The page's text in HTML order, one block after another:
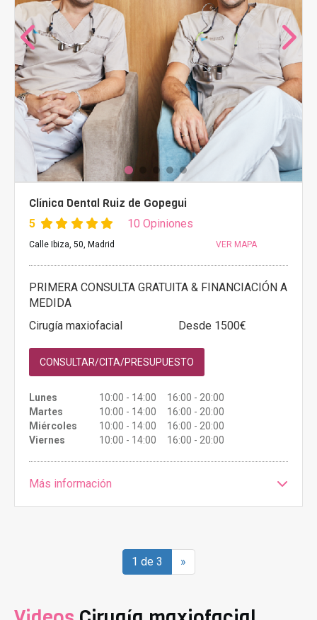
Clínica Dental Ruiz de Gopegui
5 10 Opiniones
Calle Ibiza, 50, Madrid VER MAPA
PRIMERA CONSULTA GRATUITA & FINANCIACIÓN A
MEDIDA
Cirugía maxiofacial
Desde 1500€
CONSULTAR/CITA/PRESUPUESTO
Lunes
10:00 - 14:00 16:00 - 20:00
Martes
10:00 - 14:00 16:00 - 20:00
Miércoles
10:00 - 14:00 16:00 - 20:00
Viernes
10:00 - 14:00 16:00 - 20:00
Más información
1 de 3 »